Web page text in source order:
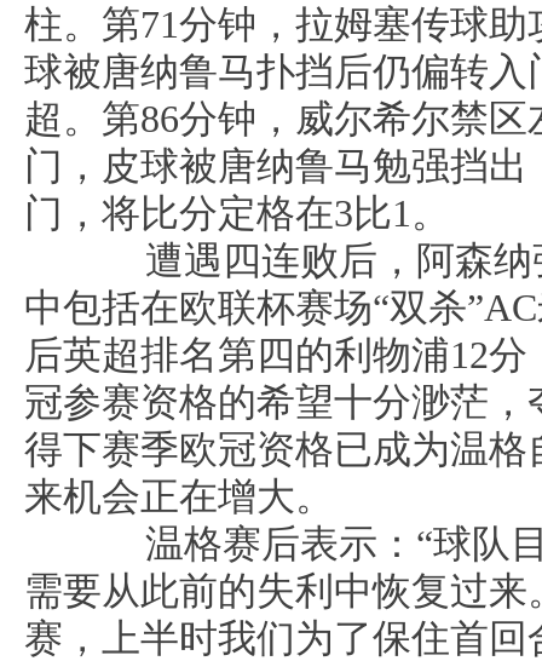
柱。第71分钟，拉姆塞传球
球被唐纳鲁马扑挡后仍偏转
超。第86分钟，威尔希尔禁
门，皮球被唐纳鲁马勉强挡
门，将比分定格在3比1。
遭遇四连败后，阿森纳
中包括在欧联杯赛场“双杀
后英超排名第四的利物浦12
冠参赛资格的希望十分渺茫
得下赛季欧冠资格已成为温
来机会正在增大。
温格赛后表示：“球队
需要从此前的失利中恢复过
赛，上半时我们为了保住首